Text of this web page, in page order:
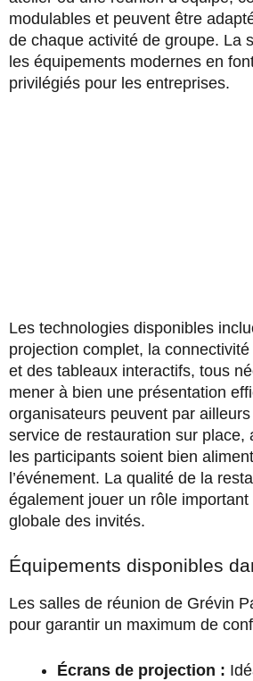
modulables et peuvent être
de chaque activité de groupe. La
les équipements modernes en
privilégiés pour les entreprises.
Les technologies disponibles
projection complet, la
et des tableaux interactifs, tous
mener à bien une présentation
organisateurs peuvent par
service de restauration sur place,
les participants soient bien
l’événement. La qualité de la
également jouer un rôle
globale des invités.
Équipements disponibles
Les salles de réunion de Grévin
pour garantir un maximum de
Écrans de projection :